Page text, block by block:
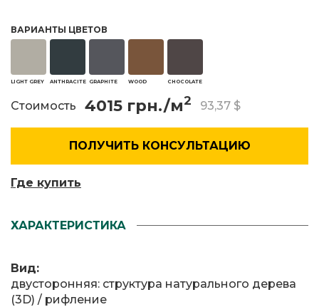
ВАРИАНТЫ ЦВЕТОВ
LIGHT GREY ANTHRACITE GRAPHITE WOOD CHOCOLATE
Стоимость 4015 грн./м2 93,37 $
ПОЛУЧИТЬ КОНСУЛЬТАЦИЮ
Где купить
ХАРАКТЕРИСТИКА
Вид:
двусторонняя: структура натурального дерева
(3D) / рифление